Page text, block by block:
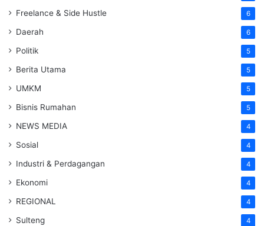
Freelance & Side Hustle 6
Daerah 6
Politik 5
Berita Utama 5
UMKM 5
Bisnis Rumahan 5
NEWS MEDIA 4
Sosial 4
Industri & Perdagangan 4
Ekonomi 4
REGIONAL 4
Sulteng 4